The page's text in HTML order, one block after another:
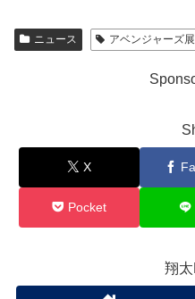
ニュース アベンジャーズ
X
Pocket
翔